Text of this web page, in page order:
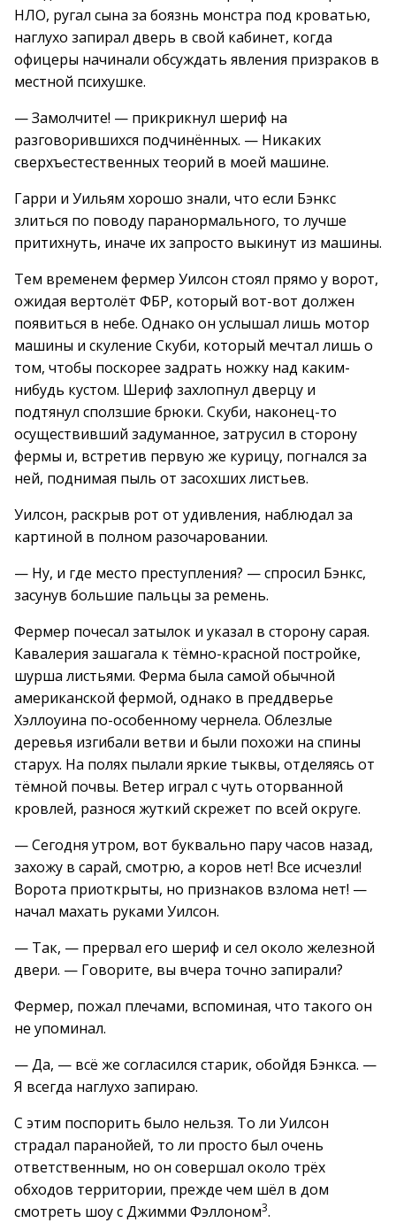
НЛО, ругал сына за боязнь монстра под кроватью,
наглухо запирал дверь в свой кабинет, когда
офицеры начинали обсуждать явления призраков в
местной психушке.
— Замолчите! — прикрикнул шериф на
разговорившихся подчинённых. — Никаких
сверхъестественных теорий в моей машине.
Гарри и Уильям хорошо знали, что если Бэнкс
злиться по поводу паранормального, то лучше
притихнуть, иначе их запросто выкинут из машины.
Тем временем фермер Уилсон стоял прямо у ворот,
ожидая вертолёт ФБР, который вот-вот должен
появиться в небе. Однако он услышал лишь мотор
машины и скуление Скуби, который мечтал лишь о
том, чтобы поскорее задрать ножку над каким-
нибудь кустом. Шериф захлопнул дверцу и
подтянул сползшие брюки. Скуби, наконец-то
осуществивший задуманное, затрусил в сторону
фермы и, встретив первую же курицу, погнался за
ней, поднимая пыль от засохших листьев.
Уилсон, раскрыв рот от удивления, наблюдал за
картиной в полном разочаровании.
— Ну, и где место преступления? — спросил Бэнкс,
засунув большие пальцы за ремень.
Фермер почесал затылок и указал в сторону сарая.
Кавалерия зашагала к тёмно-красной постройке,
шурша листьями. Ферма была самой обычной
американской фермой, однако в преддверье
Хэллоуина по-особенному чернела. Облезлые
деревья изгибали ветви и были похожи на спины
старух. На полях пылали яркие тыквы, отделяясь от
тёмной почвы. Ветер играл с чуть оторванной
кровлей, разнося жуткий скрежет по всей округе.
— Сегодня утром, вот буквально пару часов назад,
захожу в сарай, смотрю, а коров нет! Все исчезли!
Ворота приоткрыты, но признаков взлома нет! —
начал махать руками Уилсон.
— Так, — прервал его шериф и сел около железной
двери. — Говорите, вы вчера точно запирали?
Фермер, пожал плечами, вспоминая, что такого он
не упоминал.
— Да, — всё же согласился старик, обойдя Бэнкса. —
Я всегда наглухо запираю.
С этим поспорить было нельзя. То ли Уилсон
страдал паранойей, то ли просто был очень
ответственным, но он совершал около трёх
обходов территории, прежде чем шёл в дом
смотреть шоу с Джимми Фэллоном3.